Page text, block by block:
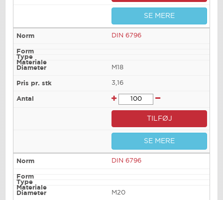
SE MERE
DIN 6796
M18
3,16
TILFØJ
SE MERE
DIN 6796
M20